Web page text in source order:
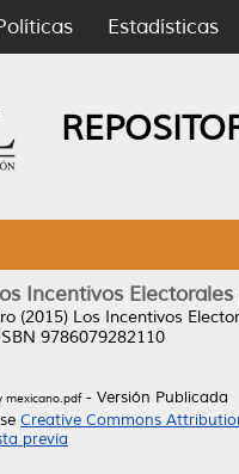
Estadísticas
Incentivos
(2015) Los Incentivos
9786079282110
mexicano.pdf- Versión Publicada
Creative Commons
previa